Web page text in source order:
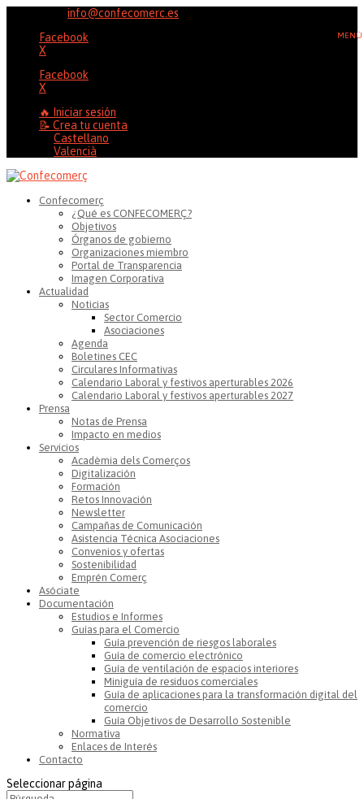
info@confecomerc.es
Facebook
X
Facebook
X
🔥 Iniciar sesión
📝 Crea tu cuenta
Castellano
Valencià
Confecomerç
¿Qué es CONFECOMERÇ?
Objetivos
Órganos de gobierno
Organizaciones miembro
Portal de Transparencia
Imagen Corporativa
Actualidad
Noticias
Sector Comercio
Asociaciones
Agenda
Boletines CEC
Circulares Informativas
Calendario Laboral y festivos aperturables 2026
Calendario Laboral y festivos aperturables 2027
Prensa
Notas de Prensa
Impacto en medios
Servicios
Acadèmia dels Comerços
Digitalización
Formación
Retos Innovación
Newsletter
Campañas de Comunicación
Asistencia Técnica Asociaciones
Convenios y ofertas
Sostenibilidad
Emprén Comerç
Asóciate
Documentación
Estudios e Informes
Guías para el Comercio
Guía prevención de riesgos laborales
Guía de comercio electrónico
Guía de ventilación de espacios interiores
Miniguía de residuos comerciales
Guía de aplicaciones para la transformación digital del
comercio
Guía Objetivos de Desarrollo Sostenible
Normativa
Enlaces de Interés
Contacto
Seleccionar página